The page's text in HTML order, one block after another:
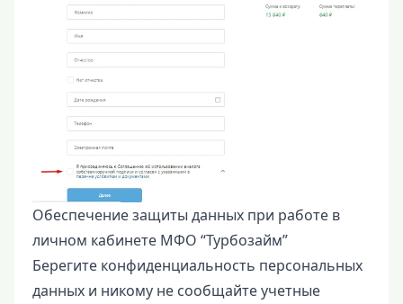
Обеспечение защиты данных при работе в
личном кабинете МФО “Турбозайм”
Берегите конфиденциальность персональных
данных и никому не сообщайте учетные